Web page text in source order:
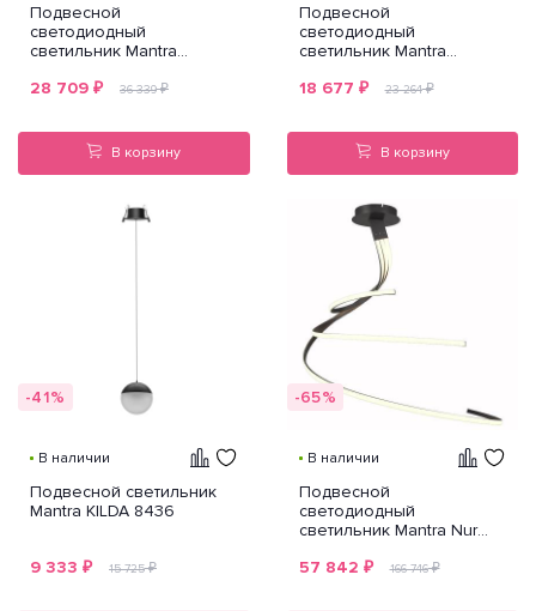
Подвесной
светодиодный
светильник Mantra
28 709 ₽ 36 339₽
В корзину
Подвесной
светодиодный
светильник Mantra
18 677 ₽ 23 264₽
В корзину
-41%
В наличии
Подвесной светильник
Mantra KILDA 8436
9 333 ₽ 15 725₽
-65%
В наличии
Подвесной
светодиодный
светильник Mantra Nur
57 842 ₽ 166 746₽